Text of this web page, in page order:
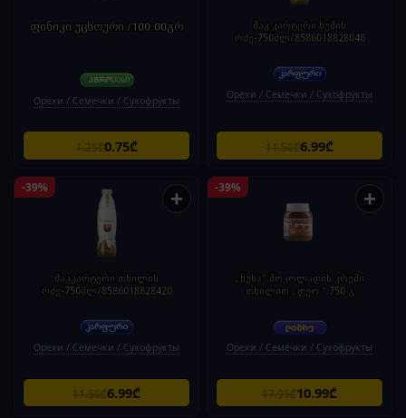
ფინიკი უცხოური /100.00გრ
Орехи / Семечки / Сухофрукты
1.25₾0.75₾
მაკ კარტერი ნუშის
რძე-750მლ/8586018828048
Орехи / Семечки / Сухофрукты
11.50₾6.99₾
-39% +
მაკკარტერი თხილის
რძე-750მლ/8586018828420
Орехи / Семечки / Сухофрукты
11.50₾6.99₾
-39% +
„ნუსა“ შოკოლადის კრემი
თხილით „დუო “ 750 გ
Орехи / Семечки / Сухофрукты
17.95₾10.99₾